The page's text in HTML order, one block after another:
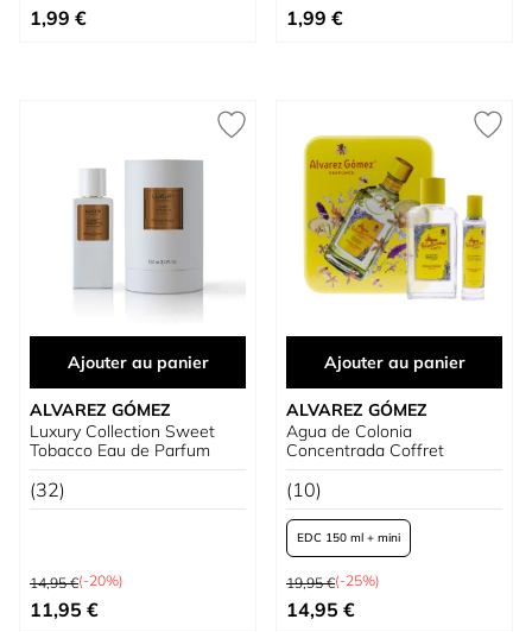
À partir de
1,99 € 1,99 €
Ajouter au panier
ALVAREZ GÓMEZ
Luxury Collection Sweet
Tobacco Eau de Parfum
(32)
Prix normal
14,95 €(-20%)
Prix spécial
11,95 €
Ajouter au panier
ALVAREZ GÓMEZ
Agua de Colonia
Concentrada Coffret
(10)
EDC 150 ml + mini
EDC 300 ml + Émulsion Hydratante 280
Prix normal
19,95 €(-25%)
À partir de
14,95 €